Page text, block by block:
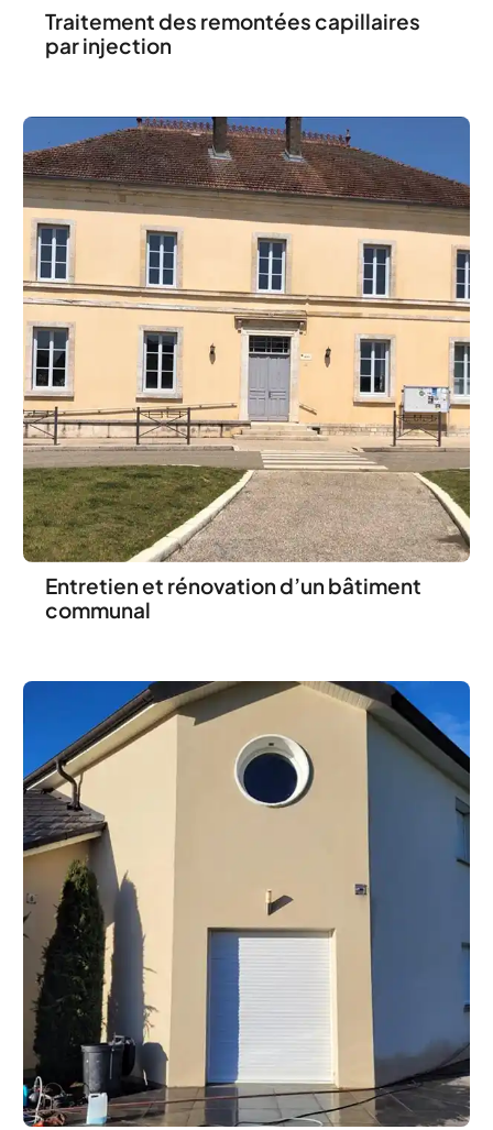
Traitement des remontées capillaires
par injection
Entretien et rénovation d’un bâtiment
communal